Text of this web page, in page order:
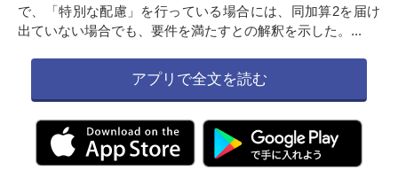
で、「特別な配慮」を行っている場合には、同加算2を届け
出ていない場合でも、要件を満たすとの解釈を示した。...
アプリで全文を読む